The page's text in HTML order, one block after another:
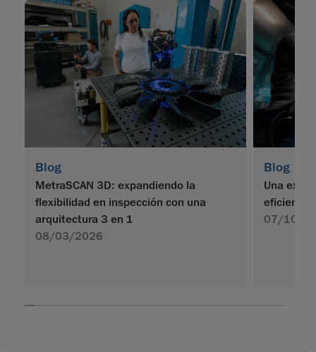
Blog
MetraSCAN 3D: expandiendo la
flexibilidad en inspección con una
arquitectura 3 en 1
08/03/2026
Blog
Una
eficiente
07/10/